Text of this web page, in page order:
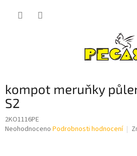
kompot meruňky
S2
2KO1116PE
Průměrné
Neohodnoceno Podrobnosti hodnocení